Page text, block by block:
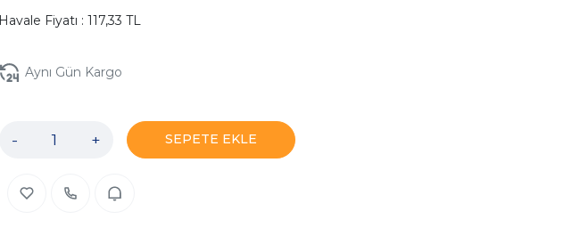
Havale Fiyatı : 117,33 TL
Aynı Gün Kargo
- + SEPETE EKLE